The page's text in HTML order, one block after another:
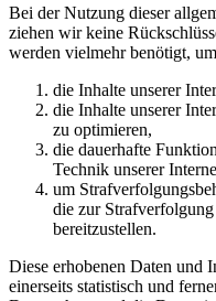
Bei der Nutzung dieser
ziehen wir keine
werden vielmehr benötigt, um
die Inhalte unserer
die Inhalte unserer
zu optimieren,
die dauerhafte
Technik unserer
um
die zur
bereitzustellen.
Diese erhobenen Daten und
einerseits statistisch und